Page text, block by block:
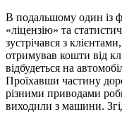
В подальшому один із
«ліцензію» та
зустрічався з
отримував кошти від
відбудеться на
Проїхавши частину
різними приводами
виходили з машини.